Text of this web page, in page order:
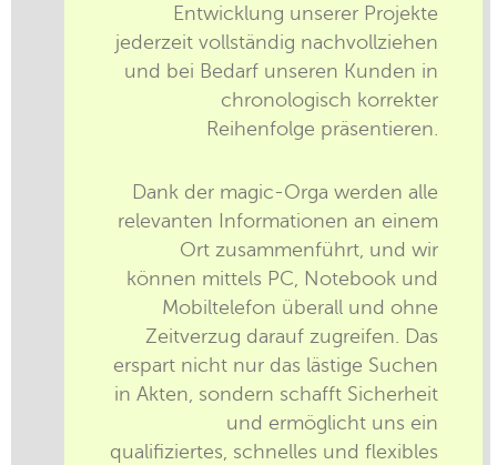
Entwicklung unserer Projekte
jederzeit vollständig nachvollziehen
und bei Bedarf unseren Kunden in
chronologisch korrekter
Reihenfolge präsentieren.
Dank der magic-Orga werden alle
relevanten Informationen an einem
Ort zusammenführt, und wir
können mittels PC, Notebook und
Mobiltelefon überall und ohne
Zeitverzug darauf zugreifen. Das
erspart nicht nur das lästige Suchen
in Akten, sondern schafft Sicherheit
und ermöglicht uns ein
qualifiziertes, schnelles und flexibles